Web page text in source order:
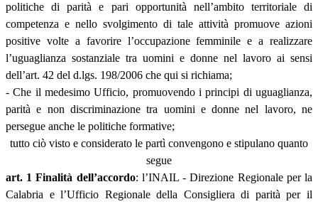
politiche di parità e pari opportunità nell’ambito territoriale di
competenza e nello svolgimento di tale attività promuove azioni
positive volte a favorire l’occupazione femminile e a realizzare
l’uguaglianza sostanziale tra uomini e donne nel lavoro ai sensi
dell’art. 42 del d.lgs. 198/2006 che qui si richiama;
- Che il medesimo Ufficio, promuovendo i principi di uguaglianza,
parità e non discriminazione tra uomini e donne nel lavoro, ne
persegue anche le politiche formative;
tutto ciò visto e considerato le partì convengono e stipulano quanto
segue
art. 1 Finalità dell’accordo: l’INAIL - Direzione Regionale per la
Calabria e l’Ufficio Regionale della Consigliera di parità per il